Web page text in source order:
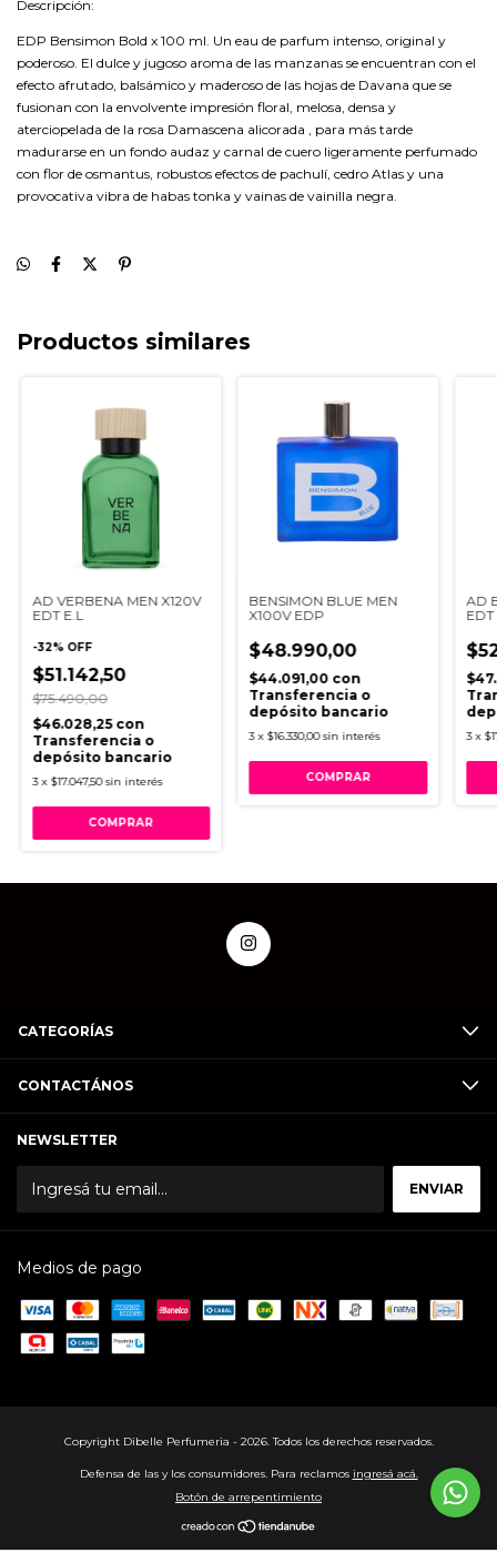
Descripción:
EDP Bensimon Bold x 100 ml. Un eau de parfum intenso, original y
poderoso. El dulce y jugoso aroma de las manzanas se encuentran con el
efecto afrutado, balsámico y maderoso de las hojas de Davana que se
fusionan con la envolvente impresión floral, melosa, densa y
aterciopelada de la rosa Damascena alicorada , para más tarde
madurarse en un fondo audaz y carnal de cuero ligeramente perfumado
con flor de osmantus, robustos efectos de pachulí, cedro Atlas y una
provocativa vibra de habas tonka y vainas de vainilla negra.
Productos similares
AD VERBENA MEN X120V
EDT E.L
-32% OFF
$51.142,50
$75.490,00
$46.028,25 con
Transferencia o
depósito bancario
3 x $17.047,50 sin interés
BENSIMON BLUE MEN
X100V EDP
$48.990,00
$44.091,00 con
Transferencia o
depósito bancario
3 x $16.330,00 sin interés
AD
EDT
3 x
CATEGORÍAS
CONTACTÁNOS
NEWSLETTER
Medios de pago
Copyright Dibelle Perfumeria - 2026. Todos los derechos reservados.
Defensa de las y los consumidores. Para reclamos ingresá acá.
Botón de arrepentimiento